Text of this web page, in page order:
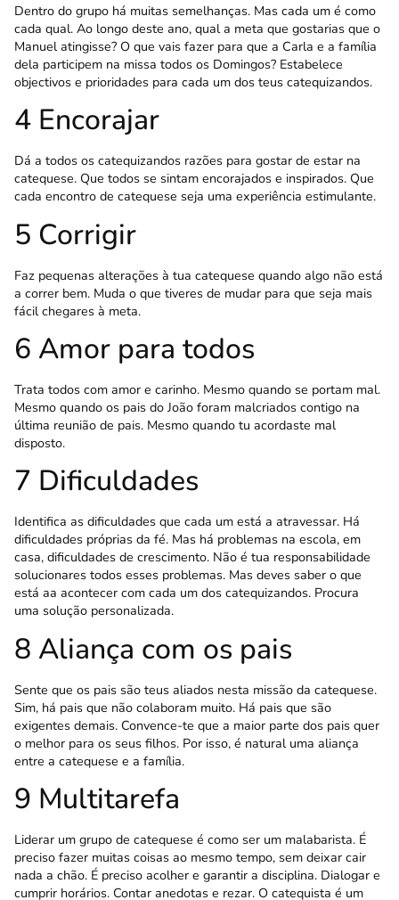
Dentro do grupo há muitas semelhanças. Mas cada um é como
cada qual. Ao longo deste ano, qual a meta que gostarias que o
Manuel atingisse? O que vais fazer para que a Carla e a família
dela participem na missa todos os Domingos? Estabelece
objectivos e prioridades para cada um dos teus catequizandos.
4 Encorajar
Dá a todos os catequizandos razões para gostar de estar na
catequese. Que todos se sintam encorajados e inspirados. Que
cada encontro de catequese seja uma experiência estimulante.
5 Corrigir
Faz pequenas alterações à tua catequese quando algo não está
a correr bem. Muda o que tiveres de mudar para que seja mais
fácil chegares à meta.
6 Amor para todos
Trata todos com amor e carinho. Mesmo quando se portam mal.
Mesmo quando os pais do João foram malcriados contigo na
última reunião de pais. Mesmo quando tu acordaste mal
disposto.
7 Dificuldades
Identifica as dificuldades que cada um está a atravessar. Há
dificuldades próprias da fé. Mas há problemas na escola, em
casa, dificuldades de crescimento. Não é tua responsabilidade
solucionares todos esses problemas. Mas deves saber o que
está aa acontecer com cada um dos catequizandos. Procura
uma solução personalizada.
8 Aliança com os pais
Sente que os pais são teus aliados nesta missão da catequese.
Sim, há pais que não colaboram muito. Há pais que são
exigentes demais. Convence-te que a maior parte dos pais quer
o melhor para os seus filhos. Por isso, é natural uma aliança
entre a catequese e a família.
9 Multitarefa
Liderar um grupo de catequese é como ser um malabarista. É
preciso fazer muitas coisas ao mesmo tempo, sem deixar cair
nada a chão. É preciso acolher e garantir a disciplina. Dialogar e
cumprir horários. Contar anedotas e rezar. O catequista é um